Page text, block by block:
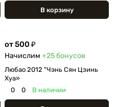
В корзину
от 500 ₽
Начислим +25бонусов
Любао 2012 "Чэнь Сян Цзинь
Хуа»
0
0 В наличии